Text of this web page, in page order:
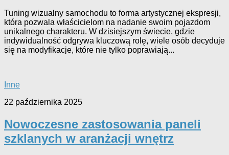
Tuning wizualny samochodu to forma artystycznej ekspresji,
która pozwala właścicielom na nadanie swoim pojazdom
unikalnego charakteru. W dzisiejszym świecie, gdzie
indywidualność odgrywa kluczową rolę, wiele osób decyduje
się na modyfikacje, które nie tylko poprawiają...
Inne
22 października 2025
Nowoczesne zastosowania paneli
szklanych w aranżacji wnętrz